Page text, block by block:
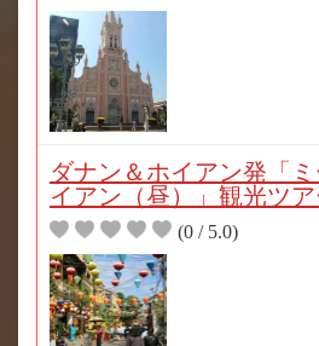
ダナン＆ホイアン発「
イアン（昼）」観光ツ
(0 / 5.0)